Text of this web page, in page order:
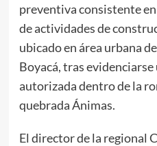
preventiva consistente
de actividades de
ubicado en área urbana
Boyacá, tras
autorizada dentro de la
quebrada Ánimas.
El director de la regional